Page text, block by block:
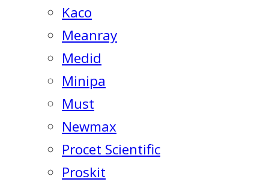
Kaco
Meanray
Medid
Minipa
Must
Newmax
Procet Scientific
Proskit